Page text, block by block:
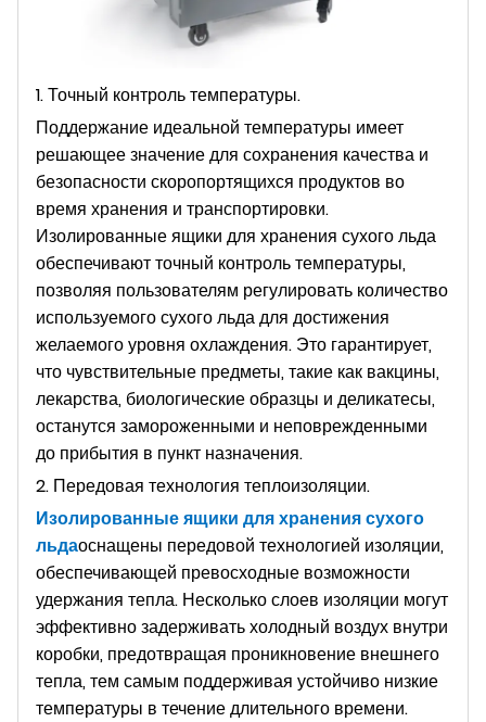
1. Точный контроль температуры.
Поддержание идеальной температуры имеет
решающее значение для сохранения качества и
безопасности скоропортящихся продуктов во
время хранения и транспортировки.
Изолированные ящики для хранения сухого льда
обеспечивают точный контроль температуры,
позволяя пользователям регулировать количество
используемого сухого льда для достижения
желаемого уровня охлаждения. Это гарантирует,
что чувствительные предметы, такие как вакцины,
лекарства, биологические образцы и деликатесы,
останутся замороженными и неповрежденными
до прибытия в пункт назначения.
2. Передовая технология теплоизоляции.
Изолированные ящики для хранения сухого
льдаоснащены передовой технологией изоляции,
обеспечивающей превосходные возможности
удержания тепла. Несколько слоев изоляции могут
эффективно задерживать холодный воздух внутри
коробки, предотвращая проникновение внешнего
тепла, тем самым поддерживая устойчиво низкие
температуры в течение длительного времени.